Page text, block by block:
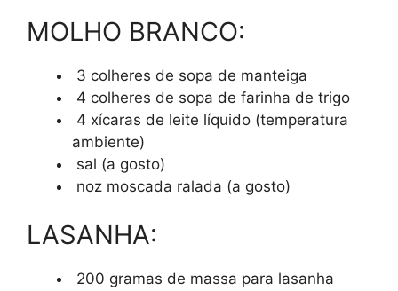
MOLHO BRANCO:
3 colheres de sopa de manteiga
4 colheres de sopa de farinha de trigo
4 xícaras de leite líquido (temperatura
ambiente)
sal (a gosto)
noz moscada ralada (a gosto)
LASANHA:
200 gramas de massa para lasanha